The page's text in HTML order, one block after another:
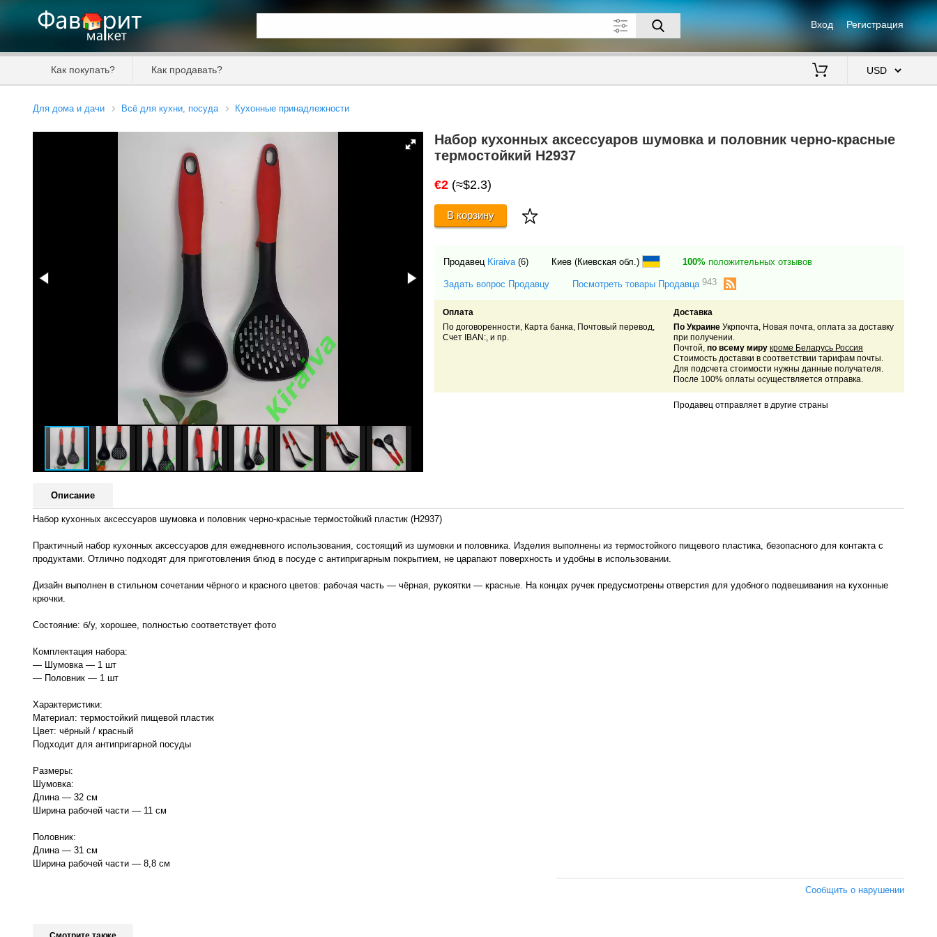
Вход Регистрация
Как покупать? Как продавать?
Для дома и дачи Всё для кухни, посуда Кухонные принадлежности
Набор кухонных аксессуаров шумовка и половник черно-красные
термостойкий Н2937
€2 (≈$2.3)
В корзину
Продавец Kiraiva (6) Киев (Киевская обл.) 100% положительных отзывов
Задать вопрос Продавцу Посмотреть товары Продавца 943
Оплата
По договоренности, Карта банка, Почтовый перевод,
Счет IBAN:, и пр.
Доставка
По УкраинеУкрпочта, Новая почта, оплата за доставку
при получении.
Почтой, по всему миру кроме Беларусь Россия
Стоимость доставки в соответствии тарифам почты.
Для подсчета стоимости нужны данные получателя.
После 100% оплаты осуществляется отправка.
Продавец отправляет в другие страны
Описание
Набор кухонных аксессуаров шумовка и половник черно-красные термостойкий пластик (Н2937)
Практичный набор кухонных аксессуаров для ежедневного использования, состоящий из шумовки и половника. Изделия выполнены из термостойкого пищевого пластика, безопасного для контакта с
продуктами. Отлично подходят для приготовления блюд в посуде с антипригарным покрытием, не царапают поверхность и удобны в использовании.
Дизайн выполнен в стильном сочетании чёрного и красного цветов: рабочая часть — чёрная, рукоятки — красные. На концах ручек предусмотрены отверстия для удобного подвешивания на кухонные
крючки.
Состояние: б/у, хорошее, полностью соответствует фото
Комплектация набора:
— Шумовка — 1 шт
— Половник — 1 шт
Характеристики:
Материал: термостойкий пищевой пластик
Цвет: чёрный / красный
Подходит для антипригарной посуды
Размеры:
Шумовка:
Длина — 32 см
Ширина рабочей части — 11 см
Половник:
Длина — 31 см
Ширина рабочей части — 8,8 см
Сообщить о нарушении